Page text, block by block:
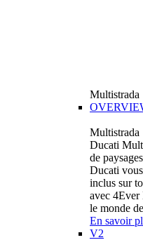
Multistrada
Multistrada
Ducati
de
Ducati
inclus sur
avec
le monde
En savoir
V2